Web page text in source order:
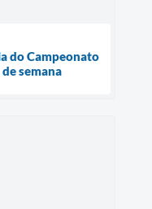
do Campeonato
semana